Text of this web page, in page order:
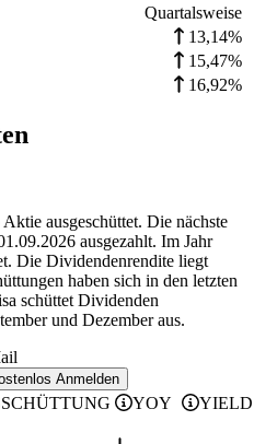
Quartalsweise
13,14%
15,47%
16,92%
ausgeschüttet. Die nächste
ausgezahlt. Im Jahr
Die Dividendenrendite liegt
haben sich in den letzten
schüttet Dividenden
und Dezember aus.
Anmelden
YOY YIELD